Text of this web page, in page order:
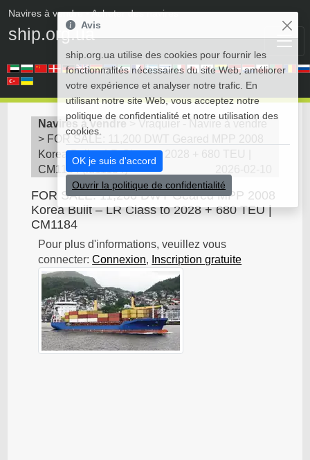
Navires à vendre• Acheter des navires
ship.org.ua
Navires à vendre
Vraquier - Navire à vendre
> FOR SALE: 11,200 DWT Geared MPP 2008
Korea Built – LR Class to 2028 + 680 TEU |
CM1184(id11134)
FOR SALE: 11,200 DWT Geared MPP 2008
Korea Built – LR Class to 2028 + 680 TEU |
CM1184
Pour plus d'informations, veuillez vous
connecter:Connexion, Inscription gratuite
Avis
ship.org.ua utilise des cookies pour fournir les
fonctionnalités nécessaires du site Web, améliorer
votre expérience et analyser notre trafic. En
utilisant notre site Web, vous acceptez notre
politique de confidentialité et notre utilisation des
cookies.
OK je suis d'accord
Ouvrir la politique de confidentialité